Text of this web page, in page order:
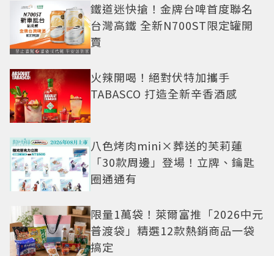
鐵道迷快搶！金牌台啤首度聯名
台灣高鐵 全新N700ST限定罐開
賣
火辣開喝！絕對伏特加攜手
TABASCO 打造全新辛香酒感
八色烤肉mini×葬送的芙莉蓮
「30款周邊」登場！立牌、鑰匙
圈通通有
限量1萬袋！萊爾富推「2026中元
普渡袋」精選12款熱銷商品一袋
搞定